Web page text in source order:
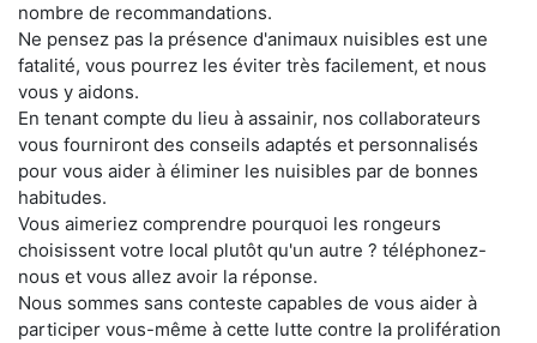
nombre de recommandations.
Ne pensez pas la présence d'animaux nuisibles est une
fatalité, vous pourrez les éviter très facilement, et nous
vous y aidons.
En tenant compte du lieu à assainir, nos collaborateurs
vous fourniront des conseils adaptés et personnalisés
pour vous aider à éliminer les nuisibles par de bonnes
habitudes.
Vous aimeriez comprendre pourquoi les rongeurs
choisissent votre local plutôt qu'un autre ? téléphonez-
nous et vous allez avoir la réponse.
Nous sommes sans conteste capables de vous aider à
participer vous-même à cette lutte contre la prolifération